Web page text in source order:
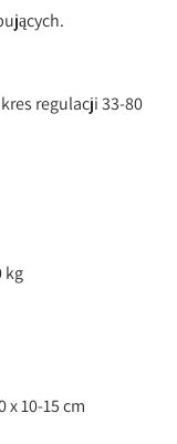
regulacji 33-80
kg
x 10-15 cm